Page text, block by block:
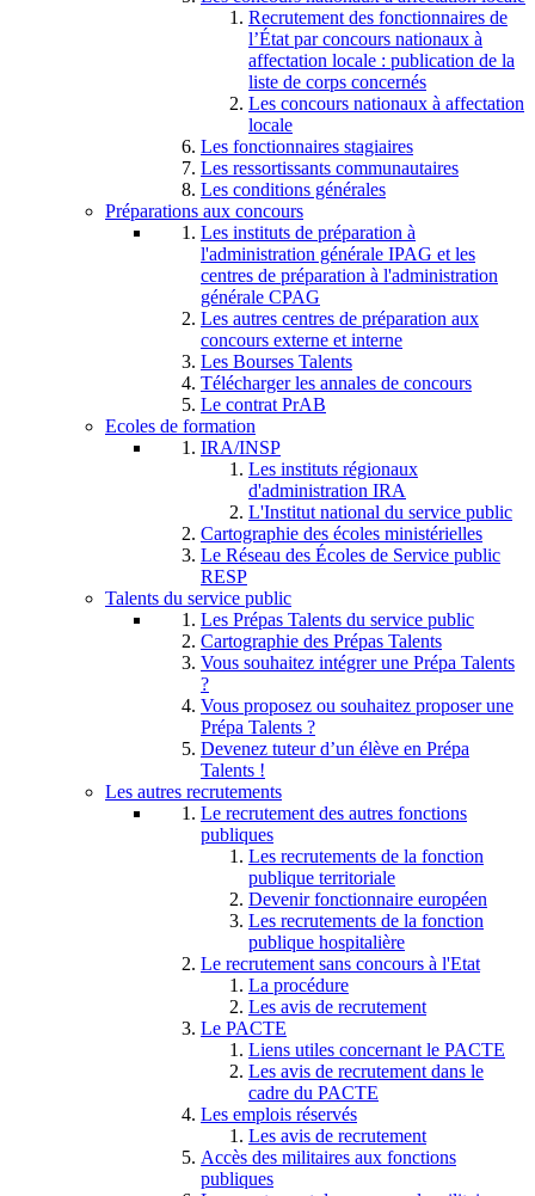
Recrutement des fonctionnaires de
l’État par concours nationaux à
affectation locale : publication de la
liste de corps concernés
Les concours nationaux à affectation
locale
Les fonctionnaires stagiaires
Les ressortissants communautaires
Les conditions générales
Préparations aux concours
Les instituts de préparation à
l'administration générale IPAG et les
centres de préparation à l'administration
générale CPAG
Les autres centres de préparation aux
concours externe et interne
Les Bourses Talents
Télécharger les annales de concours
Le contrat PrAB
Ecoles de formation
IRA/INSP
Les instituts régionaux
d'administration IRA
L'Institut national du service public
Cartographie des écoles ministérielles
Le Réseau des Écoles de Service public
RESP
Talents du service public
Les Prépas Talents du service public
Cartographie des Prépas Talents
Vous souhaitez intégrer une Prépa Talents
?
Vous proposez ou souhaitez proposer une
Prépa Talents ?
Devenez tuteur d’un élève en Prépa
Talents !
Les autres recrutements
Le recrutement des autres fonctions
publiques
Les recrutements de la fonction
publique territoriale
Devenir fonctionnaire européen
Les recrutements de la fonction
publique hospitalière
Le recrutement sans concours à l'Etat
La procédure
Les avis de recrutement
Le PACTE
Liens utiles concernant le PACTE
Les avis de recrutement dans le
cadre du PACTE
Les emplois réservés
Les avis de recrutement
Accès des militaires aux fonctions
publiques